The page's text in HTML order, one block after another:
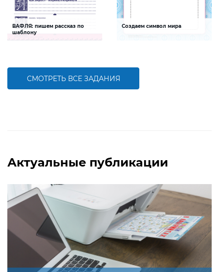
ВАФЛЯ: пишем рассказ по
шаблону
Создаем символ мира
СМОТРЕТЬ ВСЕ ЗАДАНИЯ
Актуальные публикации